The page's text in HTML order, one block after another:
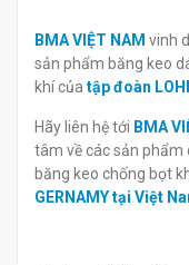
BMA VIỆT NAM vinh
sản phẩm băng keo
khí của tập đoàn
Hãy liên hệ tới BMA
tâm về các sản phẩm
băng keo chống bọt
GERNAMY tại Việt